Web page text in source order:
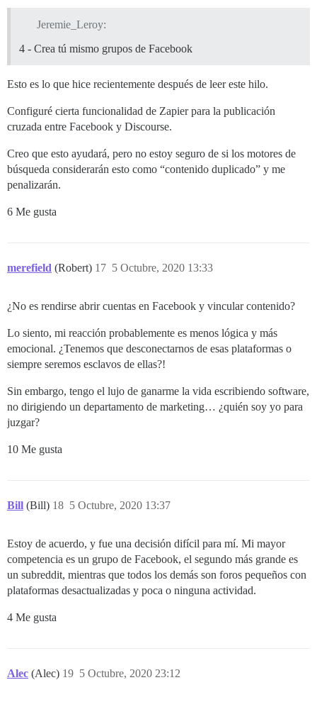
Jeremie_Leroy:
4 - Crea tú mismo grupos de Facebook
Esto es lo que hice recientemente después de leer este hilo.
Configuré cierta funcionalidad de Zapier para la publicación
cruzada entre Facebook y Discourse.
Creo que esto ayudará, pero no estoy seguro de si los motores de
búsqueda considerarán esto como “contenido duplicado” y me
penalizarán.
6 Me gusta
merefield (Robert) 5 Octubre, 2020 13:33
17
¿No es rendirse abrir cuentas en Facebook y vincular contenido?
Lo siento, mi reacción probablemente es menos lógica y más
emocional. ¿Tenemos que desconectarnos de esas plataformas o
siempre seremos esclavos de ellas?!
Sin embargo, tengo el lujo de ganarme la vida escribiendo software,
no dirigiendo un departamento de marketing… ¿quién soy yo para
juzgar?
10 Me gusta
Bill (Bill) 5 Octubre, 2020 13:37
18
Estoy de acuerdo, y fue una decisión difícil para mí. Mi mayor
competencia es un grupo de Facebook, el segundo más grande es
un subreddit, mientras que todos los demás son foros pequeños con
plataformas desactualizadas y poca o ninguna actividad.
4 Me gusta
Alec (Alec) 5 Octubre, 2020 23:12
19